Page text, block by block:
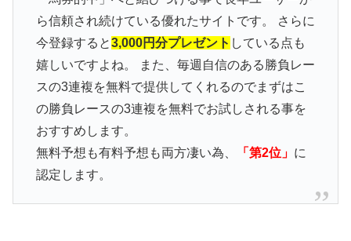
ら信頼され続けている優れたサイトです。 さらに
今登録すると3,000円分プレゼント している点も
嬉しいですよね。 また、毎週自信のある勝負レー
スの3連複を無料で提供してくれるのでまずはこ
の勝負レースの3連複を無料でお試しされる事を
おすすめします。
無料予想も有料予想も両方凄い為、
「第2位」 に
認定します。